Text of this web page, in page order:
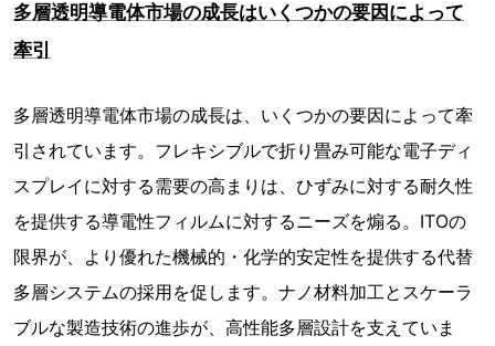
多層透明導電体市場の成長はいくつかの要因によって
牽引
多層透明導電体市場の成長は、いくつかの要因によって牽
引されています。フレキシブルで折り畳み可能な電子ディ
スプレイに対する需要の高まりは、ひずみに対する耐久性
を提供する導電性フィルムに対するニーズを煽る。ITOの
限界が、より優れた機械的・化学的安定性を提供する代替
多層システムの採用を促します。ナノ材料加工とスケーラ
ブルな製造技術の進歩が、高性能多層設計を支えていま